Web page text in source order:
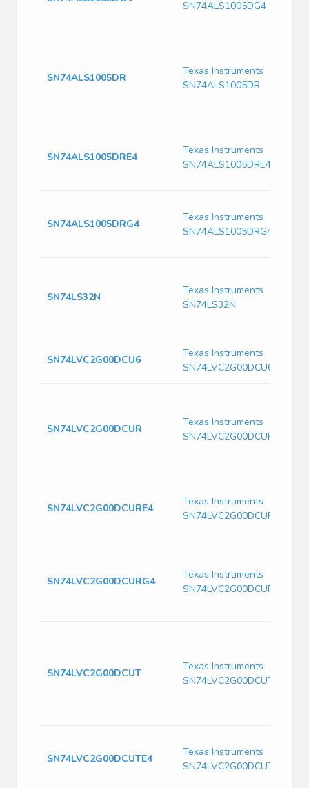
SN74ALS1005DG4
SN74ALS1005DR
Texas Instruments
SN74ALS1005DR
SN74ALS1005DRE4
Texas Instruments
SN74ALS1005DRE4
SN74ALS1005DRG4
Texas Instruments
SN74ALS1005DRG4
SN74LS32N
Texas Instruments
SN74LS32N
SN74LVC2G00DCU6
Texas Instruments
SN74LVC2G00DCU6
SN74LVC2G00DCUR
Texas Instruments
SN74LVC2G00DCUR
SN74LVC2G00DCURE4
Texas Instruments
SN74LVC2G00DCURE4
SN74LVC2G00DCURG4
Texas Instruments
SN74LVC2G00DCURG4
SN74LVC2G00DCUT
Texas Instruments
SN74LVC2G00DCUT
SN74LVC2G00DCUTE4
Texas Instruments
SN74LVC2G00DCUTE4